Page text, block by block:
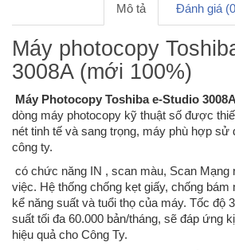
Mô tả Đánh giá
Máy photocopy
3008A (mới 100%)
Máy Photocopy Toshiba e-Studio
dòng máy photocopy kỹ thuật số được
nét tinh tế và sang trọng, máy phù hợp sử
công ty.
có chức năng IN , scan màu, Scan Mạng
việc. Hệ thống chống kẹt giấy, chống
kể năng suất và tuổi thọ của máy. Tốc độ
suất tối đa 60.000 bản/tháng, sẽ đáp ứng
hiệu quả cho Công Ty.